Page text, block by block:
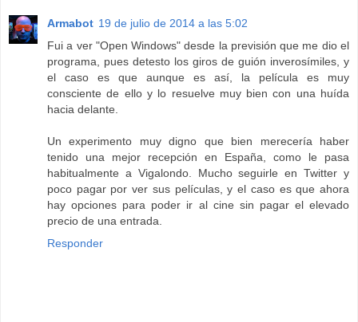
Armabot 19 de julio de 2014 a las 5:02
Fui a ver "Open Windows" desde la previsión que me dio el
programa, pues detesto los giros de guión inverosímiles, y
el caso es que aunque es así, la película es muy
consciente de ello y lo resuelve muy bien con una huída
hacia delante.
Un experimento muy digno que bien merecería haber
tenido una mejor recepción en España, como le pasa
habitualmente a Vigalondo. Mucho seguirle en Twitter y
poco pagar por ver sus películas, y el caso es que ahora
hay opciones para poder ir al cine sin pagar el elevado
precio de una entrada.
Responder